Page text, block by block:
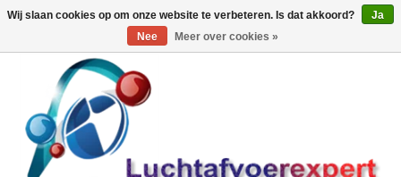
0
Wij slaan cookies op om onze website te verbeteren. Is dat akkoord?
Ja
Nee
Meer over cookies »